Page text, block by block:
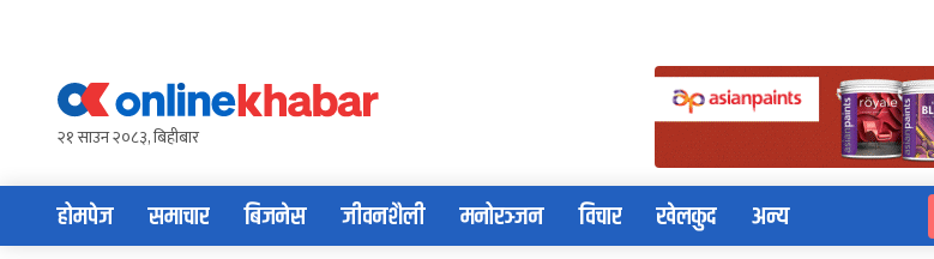
content२१ साउन २०८३, बिहीबार
होमपेज समाचार बिजनेस जीवनशैली मनोरञ्जन विचार खेलकुद अन्य